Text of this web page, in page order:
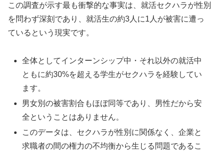
この調査が示す最も衝撃的な事実は、就活セクハラが性別
を問わず深刻であり、就活生の約3人に1人が被害に遭っ
ているという現実です。
全体としてインターンシップ中・それ以外の就活中
ともに約30%を超える学生がセクハラを経験してい
ます。
男女別の被害割合もほぼ同等であり、男性だから安
全ということはありません。
このデータは、セクハラが性別に関係なく、企業と
求職者の間の権力の不均衡から生じる問題であるこ